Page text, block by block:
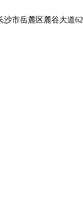
沙市岳麓区麓谷大道